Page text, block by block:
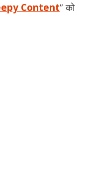
Content” को